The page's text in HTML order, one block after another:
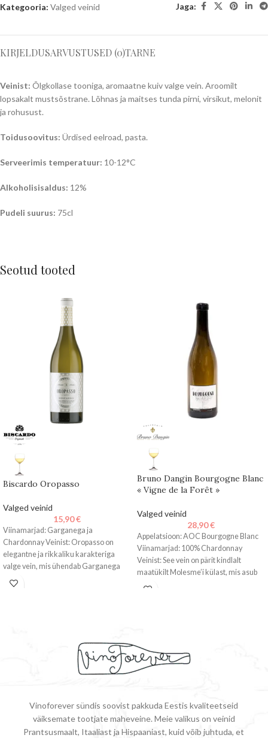
Kategooria: Valged veinid Jaga:
KIRJELDUSARVUSTUSED (0)TARNE
Veinist: Õlgkollase tooniga, aromaatne kuiv valge vein. Aroomilt
lopsakalt mustsõstrane. Lõhnas ja maitses tunda pirni, virsikut, melonit
ja rohusust.
Toidusoovitus: Ürdised eelroad, pasta.
Serveerimis temperatuur: 10-12°C
Alkoholisisaldus: 12%
Pudeli suurus: 75cl
Seotud tooted
Biscardo Oropasso
Valged veinid
15,90€
Viinamarjad: Garganega ja
Chardonnay Veinist: Oropasso on
elegantne ja rikkaliku karakteriga
valge vein, mis ühendab Garganega
viinamarja värskuse ning Chardonnay
Bruno Dangin Bourgogne Blanc
« Vigne de la Forêt »
Valged veinid
28,90€
Appelatsioon: AOC Bourgogne Blanc
Viinamarjad: 100% Chardonnay
Veinist: See vein on pärit kindlalt
maatükilt Molesme’i külast, mis asub
Châtillonnais’ piirkonnas.
Vinoforever sündis soovist pakkuda Eestis kvaliteetseid
väiksemate tootjate maheveine. Meie valikus on veinid
Prantsusmaalt, Itaaliast ja Hispaaniast, kuid võib juhtuda, et